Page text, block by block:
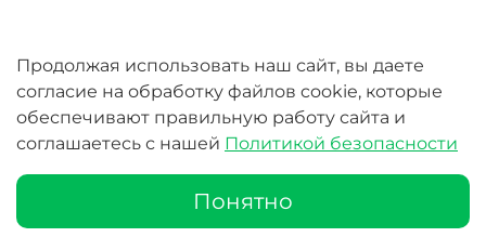
В корзину
владельцев сайта есть соглашение о размещении
материалов. Копирование любой информации может
повлечь за собой судебное разбирательство.
Продолжая использовать наш сайт, вы даете
согласие на обработку файлов cookie, которые
обеспечивают правильную работу сайта и
соглашаетесь с нашей Политикой безопасности
Понятно